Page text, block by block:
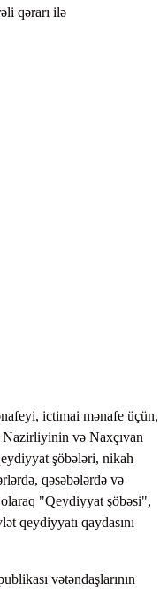
qərarı ilə
ictimai mənafe üçün,
Nazirliyinin və Naxçıvan
şöbələri, nikah
qəsəbələrdə və
"Qeydiyyat şöbəsi",
qeydiyyatı qaydasını
vətəndaşlarının